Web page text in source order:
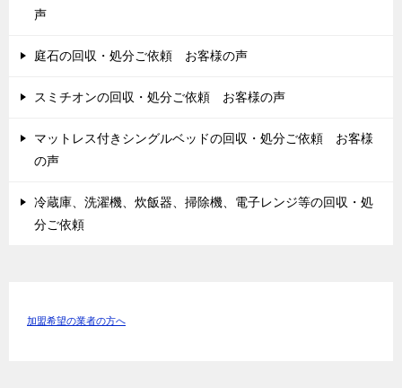
声
庭石の回収・処分ご依頼 お客様の声
スミチオンの回収・処分ご依頼 お客様の声
マットレス付きシングルベッドの回収・処分ご依頼 お客様
の声
冷蔵庫、洗濯機、炊飯器、掃除機、電子レンジ等の回収・処
分ご依頼
加盟希望の業者の方へ